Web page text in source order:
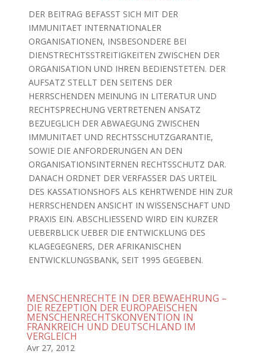
DER BEITRAG BEFASST SICH MIT DER
IMMUNITAET INTERNATIONALER
ORGANISATIONEN, INSBESONDERE BEI
DIENSTRECHTSSTREITIGKEITEN ZWISCHEN DER
ORGANISATION UND IHREN BEDIENSTETEN. DER
AUFSATZ STELLT DEN SEITENS DER
HERRSCHENDEN MEINUNG IN LITERATUR UND
RECHTSPRECHUNG VERTRETENEN ANSATZ
BEZUEGLICH DER ABWAEGUNG ZWISCHEN
IMMUNITAET UND RECHTSSCHUTZGARANTIE,
SOWIE DIE ANFORDERUNGEN AN DEN
ORGANISATIONSINTERNEN RECHTSSCHUTZ DAR.
DANACH ORDNET DER VERFASSER DAS URTEIL
DES KASSATIONSHOFS ALS KEHRTWENDE HIN ZUR
HERRSCHENDEN ANSICHT IN WISSENSCHAFT UND
PRAXIS EIN. ABSCHLIESSEND WIRD EIN KURZER
UEBERBLICK UEBER DIE ENTWICKLUNG DES
KLAGEGEGNERS, DER AFRIKANISCHEN
ENTWICKLUNGSBANK, SEIT 1995 GEGEBEN.
MENSCHENRECHTE IN DER BEWAEHRUNG –
DIE REZEPTION DER EUROPAEISCHEN
MENSCHENRECHTSKONVENTION IN
FRANKREICH UND DEUTSCHLAND IM
VERGLEICH
Avr 27, 2012